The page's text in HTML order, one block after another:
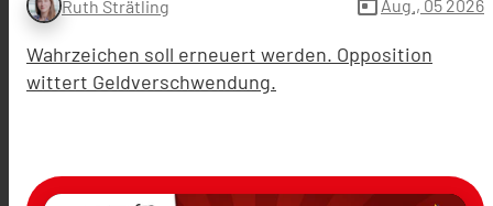
Ruth Strätling today Aug., 05 2026
Wahrzeichen soll erneuert werden. Opposition
wittert Geldverschwendung.